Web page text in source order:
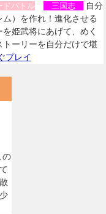
ドバトル 三国志
自分
）を作れ！進化させる
姫武将にあげて、めく
ーリーを自分だけで堪
プレイ
の